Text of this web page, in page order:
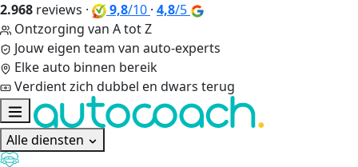
2.968 reviews · 9,8/10 · 4,8/5
Ontzorging van A tot Z
Jouw eigen team van auto-experts
Elke auto binnen bereik
Verdient zich dubbel en dwars terug
Alle diensten